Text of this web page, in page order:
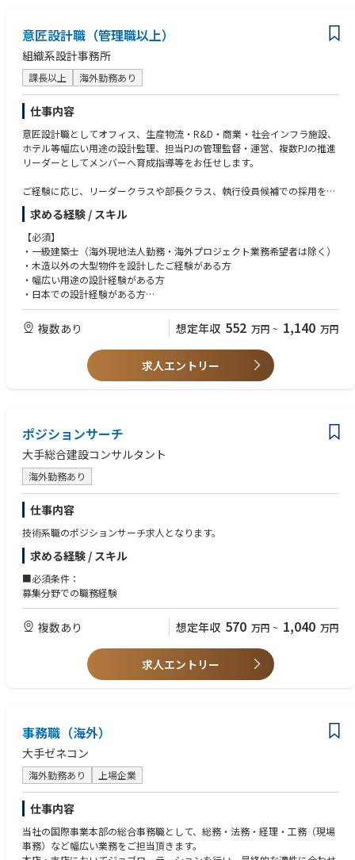
意匠設計職（管理職以上）
組織系設計事務所
課長以上 海外勤務あり
仕事内容
意匠設計職としてオフィス、生産物流・R&D・商業・社会インフラ施設、
ホテル等幅広い用途の設計監理、担当PJの管理監督・運営、複数PJの推進
リーダーとしてメンバーへ育成指導等をお任せします。
ご経験に応じ、リーダークラスや部長クラス、執行役員候補での採用を想
定しています。
【特徴】
建築設計を主軸に、戦略立案からブランディング・運用までプロジェクト
全体を通じて支援します。お客様のニーズに沿った最適かつ専門性の高い
サービスを提供できることが、私たち当社の強みです。常にお客様に寄り
添い、同じ方向感をもって課題解決に取り組み、時には、お客様も認識し
ーションを提案します。
求める経験 / スキル
【必須】
・一級建築士（海外現地法人勤務・海外プロジェクト業務希望者は除く）
・木造以外の大型物件を設計したご経験がある方
・幅広い用途の設計経験がある方
・日本での設計経験がある方
・AuteCADまたはベクターワークスが使える方
（今後BIM導入予定）
※海外現地法人勤務や海外プロジェクト希望の場合はさらに下記項目も必
・英語でのコミュニケーション（ビジネスレベル）海外プロジェクト経験
・設計業務の提案書、設計積算の経験者（令和６年国土交通省告示第８号
など）
・Revitなど海外では建築申請で用いられているBIMでの作業経験
【歓迎】
・5人以上のチームのマネジメント経験
※海外現地法人勤務・海外プロジェクト業務希望の場合※
・海外企業へのRFP対応、プロジェクトマネジメント経験資格
《求める人物像》
1. ビジョン志向・業務領域拡張に意欲のある方
・新素材・先端技術・新しい構法を取り入れた建築表現や空間の可能性を
切り拓きたい方
・大阪・名古屋・福岡などに拠点を置きながら、全国レベルの組織設計・
建築コンサルティングに関わりたい方
・環境性能と建築デザインを両立させた提案に強い関心を持っている方
2. 専門性・経験に裏打ちされた設計力とマネジメント力をお持ちの方
・オフィス、生産施設、商業、ホテル、研究所、データセンターなど多様
な用途の設計経験がある方
・設計責任者・プロジェクトリーダーとしての経験・資質があり、設計チ
ームを主導・育成できる方
・複数の案件を俯瞰しながら、アサイン計画・渉外業務・利益管理・業務
推進を担った経験をお持ちの方
・クライアントの経営課題・CRE戦略を理解し、上流からの建築的ソリュ
ーションを構想・提案できる方
複数あり 想定年収 552 万円 ~ 1,140 万円
求人エントリー
ポジションサーチ
大手総合建設コンサルタント
海外勤務あり
仕事内容
技術系職のポジションサーチ求人となります。
求める経験 / スキル
■必須条件：
募集分野での職務経験
複数あり 想定年収 570 万円 ~ 1,040 万円
求人エントリー
事務職（海外）
大手ゼネコン
海外勤務あり 上場企業
仕事内容
当社の国際事業本部の総合事務職として、総務・法務・経理・工務（現場
事務）など幅広い業務をご担当頂きます。